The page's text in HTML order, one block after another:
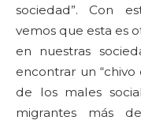
sociedad”. Con
vemos que esta es
en nuestras
encontrar un
de los males
migrantes más